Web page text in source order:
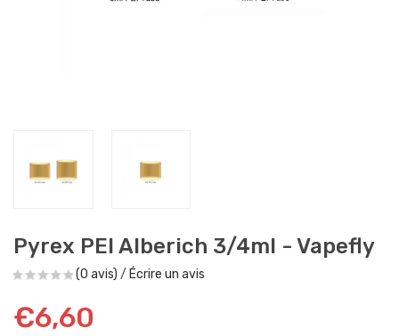
Pyrex PEI Alberich 3/4ml - Vapefly
(0 avis) / Écrire un avis
€6,60